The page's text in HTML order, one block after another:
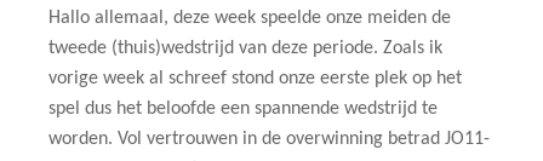
Hallo allemaal, deze week speelde onze meiden de
tweede (thuis)wedstrijd van deze periode. Zoals ik
vorige week al schreef stond onze eerste plek op het
spel dus het beloofde een spannende wedstrijd te
worden. Vol vertrouwen in de overwinning betrad JO11-